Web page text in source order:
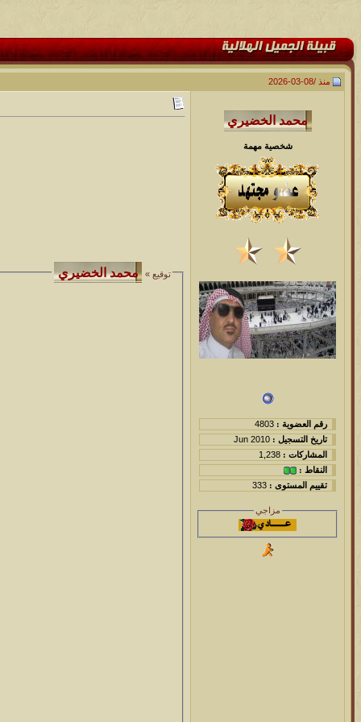
منذ /08-03-2026
شخصية مهمة
رقم العضوية : 4803
تاريخ التسجيل : Jun 2010
المشاركات : 1,238
النقاط :
تقييم المستوى : 333
مزاجي
توقيع »